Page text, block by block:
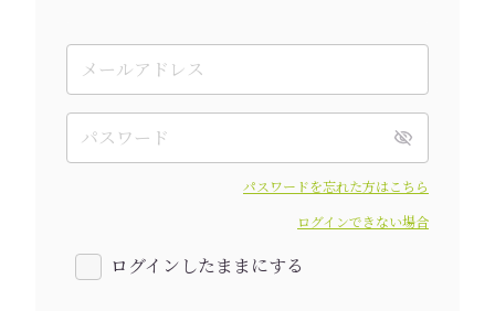
パスワードを忘れた方はこちら
ログインできない場合
ログインしたままにする